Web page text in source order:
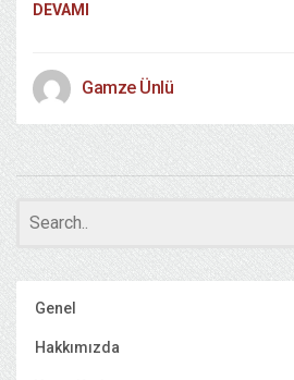
DEVAMI
Gamze Ünlü
Genel
Hakkımızda